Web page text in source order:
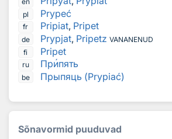
pl Prypeć
fr Pripiat, Pripet
de Prypjat, Pripetz VANANENUD
fi
Pripet
ru Припять
be Прыпяць (Prypiać)
Sõnavormid puuduvad